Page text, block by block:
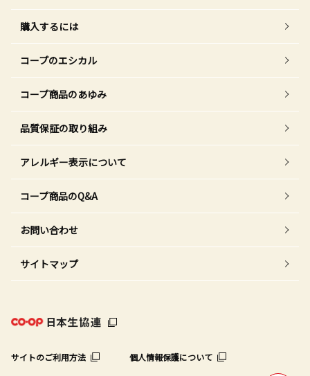
購入するには
コープのエシカル
コープ商品のあゆみ
品質保証の取り組み
アレルギー表示について
コープ商品のQ&A
お問い合わせ
サイトマップ
サイトのご利用方法 個人情報保護について